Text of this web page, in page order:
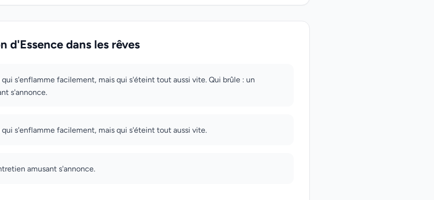
d'Essence dans les rêves
qui s'enflamme facilement, mais qui s'éteint tout aussi vite. Qui brûle : un
s'annonce.
qui s'enflamme facilement, mais qui s'éteint tout aussi vite.
amusant s'annonce.